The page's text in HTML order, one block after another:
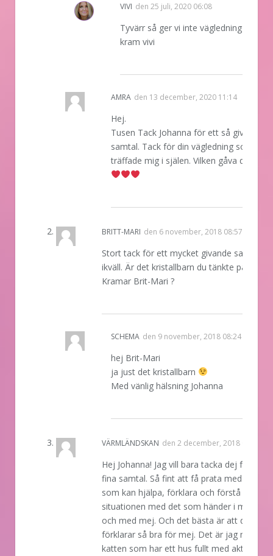
VIVI den 25 juli, 2020 06:08
Tyvärr så ger vi inte vägledning i
kram vivi
AMRA den 13 december, 2020 11:14
Hej.
Tusen Tack Johanna för ett så givande
samtal. Tack för din vägledning som
träffade mig i själen. Vilken gåva du har!!
BRITT-MARI den 6 november, 2018 08:57
Stort tack för ett mycket givande samtal
ikväll. Är det kristallbarn du tänkte på?
Kramar Brit-Mari ?
SCHEMA den 9 november, 2018 08:24
hej Brit-Mari
ja just det kristallbarn
Med vänlig hälsning Johanna
VÄRMLÄNDSKAN den 2 december, 2018 08:41
Hej Johanna! Jag vill bara tacka dej för två
fina samtal. Så fint att få prata med någon
som kan hjälpa, förklara och förstå
situationen med det som händer i mitt hus
och med mej. Och det bästa är att du
förklarar så bra för mej. Det är jag med
katten som har ett hus fullt med aktivitet.